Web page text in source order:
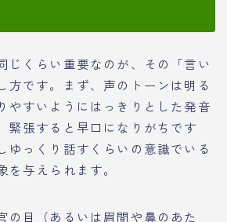
じくらい重要なのが、その「言い
方です。まず、声のトーンは明る
やすいようにはっきりとした発音
緊張すると早口になりがちです
ゆっくり話すくらいの意識でいる
を与えられます。
の目（あるいは眉間や鼻のあた